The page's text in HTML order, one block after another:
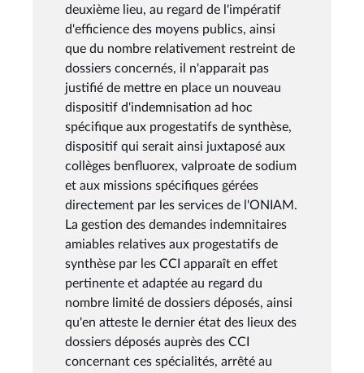
deuxième lieu, au regard de l'impératif
d'efficience des moyens publics, ainsi
que du nombre relativement restreint de
dossiers concernés, il n'apparait pas
justifié de mettre en place un nouveau
dispositif d'indemnisation ad hoc
spécifique aux progestatifs de synthèse,
dispositif qui serait ainsi juxtaposé aux
collèges benfluorex, valproate de sodium
et aux missions spécifiques gérées
directement par les services de l'ONIAM.
La gestion des demandes indemnitaires
amiables relatives aux progestatifs de
synthèse par les CCI apparaît en effet
pertinente et adaptée au regard du
nombre limité de dossiers déposés, ainsi
qu'en atteste le dernier état des lieux des
dossiers déposés auprès des CCI
concernant ces spécialités, arrêté au